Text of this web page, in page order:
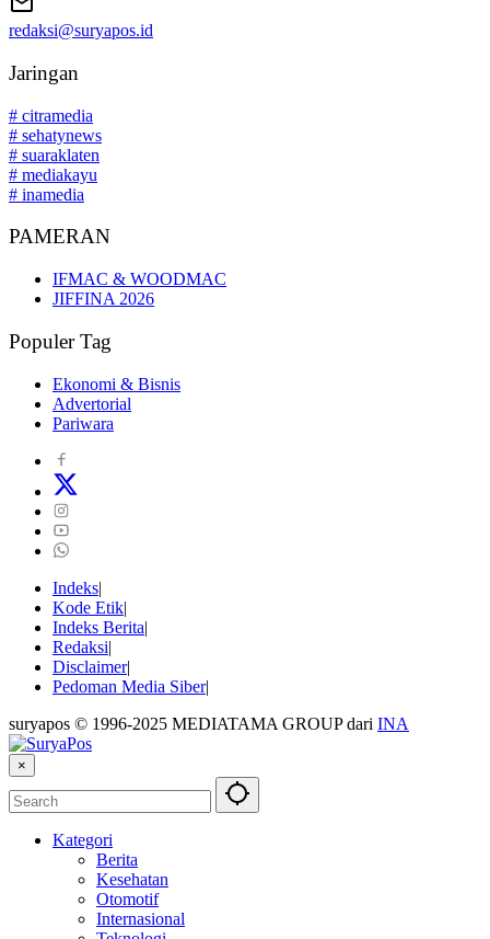
redaksi@suryapos.id
Jaringan
# citramedia
# sehatynews
# suaraklaten
# mediakayu
# inamedia
PAMERAN
IFMAC & WOODMAC
JIFFINA 2026
Populer Tag
Ekonomi & Bisnis
Advertorial
Pariwara
Indeks
Kode Etik
Indeks Berita
Redaksi
Disclaimer
Pedoman Media Siber
suryapos © 1996-2025 MEDIATAMA GROUP dari INA
×
Kategori
Berita
Kesehatan
Otomotif
Internasional